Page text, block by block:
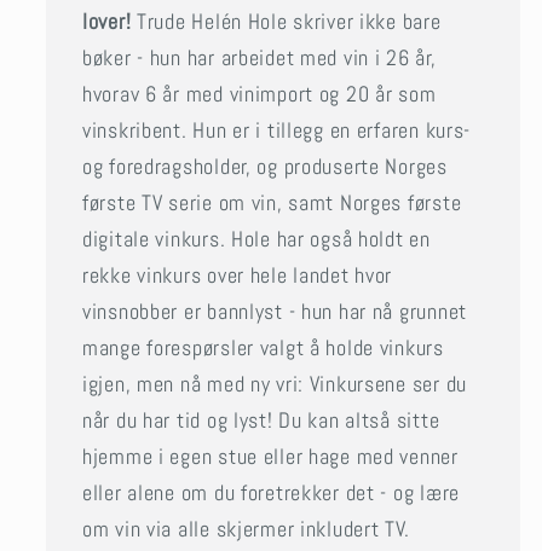
lover!Trude Helén Hole skriver ikke bare
bøker - hun har arbeidet med vin i 26 år,
hvorav 6 år med vinimport og 20 år som
vinskribent. Hun er i tillegg en erfaren kurs-
og foredragsholder, og produserte Norges
første TV serie om vin, samt Norges første
digitale vinkurs. Hole har også holdt en
rekke vinkurs over hele landet hvor
vinsnobber er bannlyst - hun har nå grunnet
mange forespørsler valgt å holde vinkurs
igjen, men nå med ny vri: Vinkursene ser du
når du har tid og lyst! Du kan altså sitte
hjemme i egen stue eller hage med venner
eller alene om du foretrekker det - og lære
om vin via alle skjermer inkludert TV.